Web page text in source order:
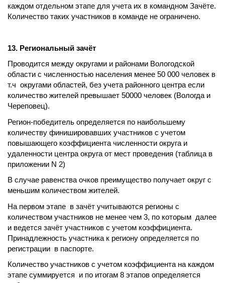
каждом отдельном этапе для учета их в командном Зачёте.
Количество таких участников в команде не ограничено.
13. Региональный зачёт
Проводится между округами и районами Вологодской
области с численностью населения менее 50 000 человек в
т.ч округами областей, без учета районного центра если
количество жителей превышает 50000 человек (Вологда и
Череповец).
Регион-победитель определяется по наибольшему
количеству финишировавших участников с учетом
повышающего коэффициента численности округа и
удаленности центра округа от мест проведения (таблица в
приложении N 2)
В случае равенства очков преимущество получает округ с
меньшим количеством жителей.
На первом этапе в зачёт учитываются регионы с
количеством участников не менее чем 3, по которым далее
и ведется зачёт участников с учетом коэффициента.
Принадлежность участника к региону определяется по
регистрации в паспорте.
Количество участников с учетом коэффициента на каждом
этапе суммируется и по итогам 8 этапов определяется